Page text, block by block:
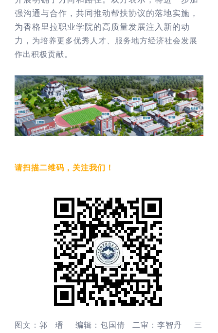
强沟通与合作，共同推动帮扶协议的落地实施，
为香格里拉职业学院的高质量发展注入新的动
力， 为培养更多优秀人才、服务地方经济社会发展
作出积极贡献。
请扫描二维码，关注我们！
图文：郭
瑨 编辑：包国倩 二审：李智丹 三